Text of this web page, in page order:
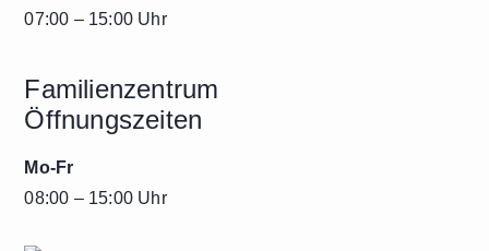
07:00 – 15:00 Uhr
Familienzentrum
Öffnungszeiten
Mo-Fr
08:00 – 15:00 Uhr